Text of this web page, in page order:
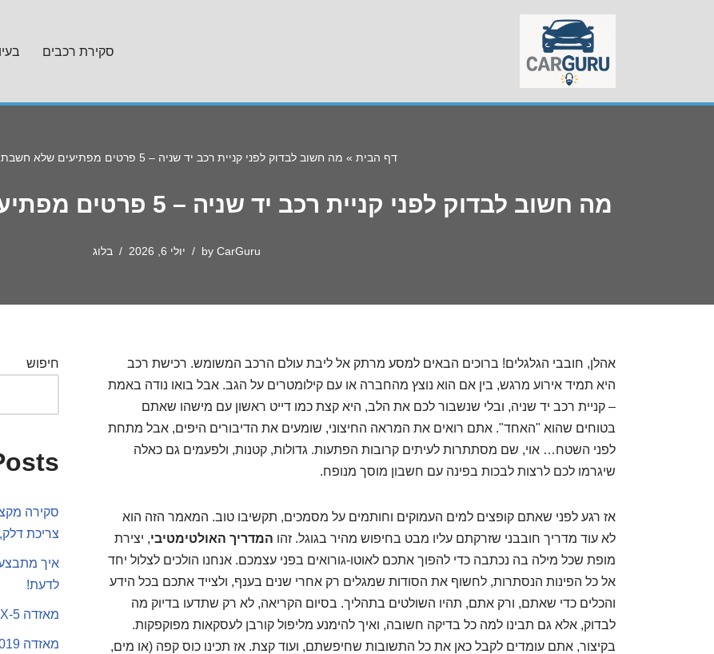
סקירת רכבים
דף הבית » מה חשוב לבדוק לפני קניית רכב יד שניה – 5 פרטים מפתיעים שלא חשבתם עליהם!
מה חשוב לבדוק לפני קניית רכב יד שניה – 5 פרטים מפתיעים שלא חשבתם עליהם!
by CarGuru יולי 6, 2026 בלוג
אהלן, חובבי הגלגלים! ברוכים הבאים למסע מרתק אל ליבת עולם הרכב המשומש. רכישת רכב
היא תמיד אירוע מרגש, בין אם הוא נוצץ מהחברה או עם קילומטרים על הגב. אבל בואו נודה באמת
– קניית רכב יד שניה, ובלי שנשבור לכם את הלב, היא קצת כמו דייט ראשון עם מישהו שאתם
בטוחים שהוא "האחד". אתם רואים את המראה החיצוני, שומעים את הדיבורים היפים, אבל מתחת
לפני השטח… אוי, שם מסתתרות לעיתים קרובות הפתעות. גדולות, קטנות, ולפעמים גם כאלה
שיגרמו לכם לרצות לבכות בפינה עם חשבון מוסך מנופח.
אז רגע לפני שאתם קופצים למים העמוקים וחותמים על מסמכים, תקשיבו טוב. המאמר הזה הוא
לא עוד מדריך חובבני שזרקתם עליו מבט בחיפוש מהיר בגוגל. זהו המדריך האולטימטיבי, יצירת
מופת שכל מילה בה נכתבה כדי להפוך אתכם לאוטו-גורואים בפני עצמכם. אנחנו הולכים לצלול יחד
אל כל הפינות הנסתרות, לחשוף את הסודות שמגלים רק אחרי שנים בענף, ולצייד אתכם בכל הידע
והכלים כדי שאתם, ורק אתם, תהיו השולטים בתהליך. בסיום הקריאה, לא רק שתדעו בדיוק מה
לבדוק, אלא גם תבינו למה כל בדיקה חשובה, ואיך להימנע מליפול קורבן לעסקאות מפוקפקות.
בקיצור, אתם עומדים לקבל כאן את כל התשובות שחיפשתם, ועוד קצת. אז תכינו כוס קפה (או מים,
חיפוש
סקירה
צריכת
איך
לדעת!
מאזדה CX-5 או סקודה קארוק